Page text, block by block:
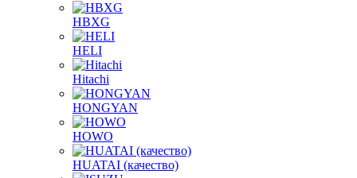
HBXG
HELI
Hitachi
HONGYAN
HOWO
HUATAI (качество)